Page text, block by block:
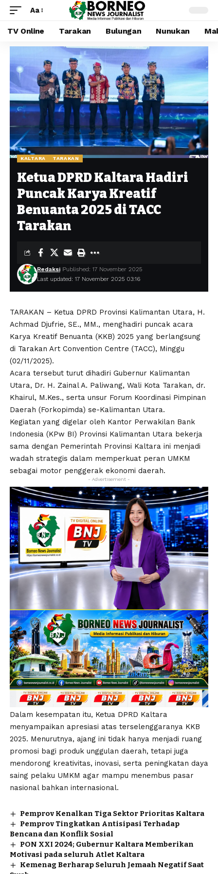
Aa
TV Online Tarakan Bulungan Nunukan
KALTARA TARAKAN
Ketua DPRD Kaltara Hadiri
Puncak Karya Kreatif
Benuanta 2025 di TACC
Tarakan
Last updated: 17 November 2025 03:16
Redaksi Published: 17 November 2025
TARAKAN – Ketua DPRD Provinsi Kalimantan Utara, H.
Achmad Djufrie, SE., MM., menghadiri puncak acara
Karya Kreatif Benuanta (KKB) 2025 yang berlangsung
di Tarakan Art Convention Centre (TACC), Minggu
(02/11/2025).
Acara tersebut turut dihadiri Gubernur Kalimantan
Utara, Dr. H. Zainal A. Paliwang, Wali Kota Tarakan, dr.
Khairul, M.Kes., serta unsur Forum Koordinasi Pimpinan
Daerah (Forkopimda) se-Kalimantan Utara.
Kegiatan yang digelar oleh Kantor Perwakilan Bank
Indonesia (KPw BI) Provinsi Kalimantan Utara bekerja
sama dengan Pemerintah Provinsi Kaltara ini menjadi
wadah strategis dalam memperkuat peran UMKM
sebagai motor penggerak ekonomi daerah.
- Advertisement -
Dalam kesempatan itu, Ketua DPRD Kaltara
menyampaikan apresiasi atas terselenggaranya KKB
2025. Menurutnya, ajang ini tidak hanya menjadi ruang
promosi bagi produk unggulan daerah, tetapi juga
mendorong kreativitas, inovasi, serta peningkatan daya
saing pelaku UMKM agar mampu menembus pasar
nasional bahkan internasional.
Pemprov Kenalkan Tiga Sektor Prioritas Kaltara
Pemprov Tingkatkan Antisipasi Terhadap
Bencana dan Konflik Sosial
PON XXI 2024; Gubernur Kaltara Memberikan
Motivasi pada seluruh Atlet Kaltara
Kemenag Berharap Seluruh Jemaah Negatif Saat